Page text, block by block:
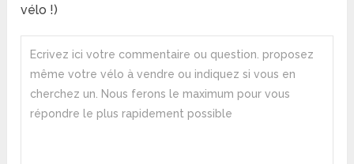
vélo !)